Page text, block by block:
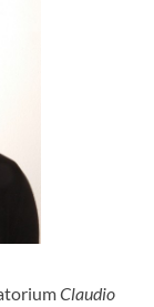
Claudio